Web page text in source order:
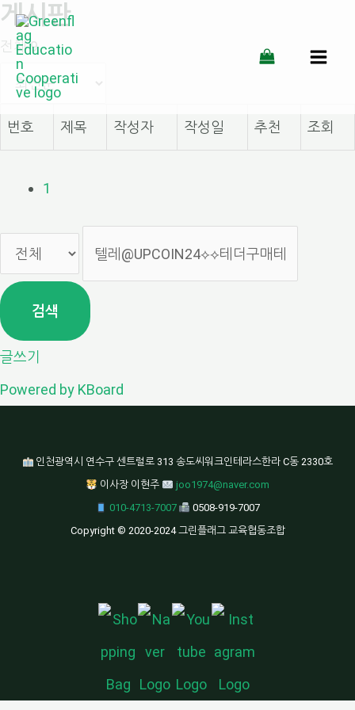
콘
텐
로
게시판
전체 9
번호 제목 작성자 작성일 추천 조회
1
검색
글쓰기
Powered by KBoard
인천광역시 연수구 센트럴로 313 송도씨워크인테라스한라 C동 2330호
이사장 이현주
joo1974@naver.com
010-4713-7007
0508-919-7007
Copyright © 2020-2024 그린플래그 교육협동조합